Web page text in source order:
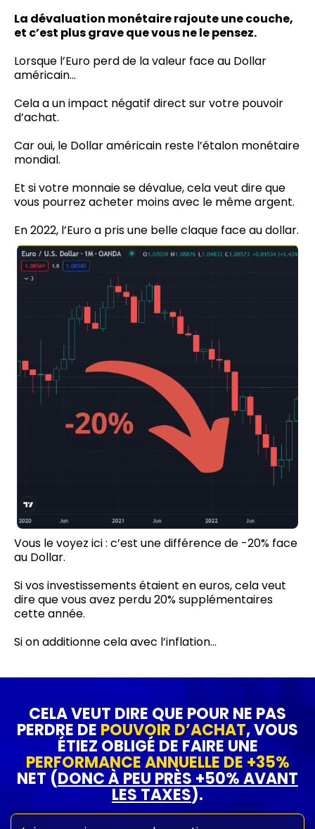
La dévaluation monétaire rajoute une couche,
et c’est plus grave que vous ne le pensez.
Lorsque l’Euro perd de la valeur face au Dollar
américain…
Cela a un impact négatif direct sur votre pouvoir
d’achat.
Car oui, le Dollar américain reste l’étalon monétaire
mondial.
Et si votre monnaie se dévalue, cela veut dire que
vous pourrez acheter moins avec le même argent.
En 2022, l’Euro a pris une belle claque face au dollar.
Vous le voyez ici : c’est une différence de -20% face
au Dollar.
Si vos investissements étaient en euros, cela veut
dire que vous avez perdu 20% supplémentaires
cette année.
Si on additionne cela avec l’inflation…
CELA VEUT DIRE QUE POUR NE PAS
PERDRE DE POUVOIR D’ACHAT, VOUS
ÉTIEZ OBLIGÉ DE FAIRE UNE
PERFORMANCE ANNUELLE DE +35%
NET (DONC À PEU PRÈS +50% AVANT
LES TAXES).